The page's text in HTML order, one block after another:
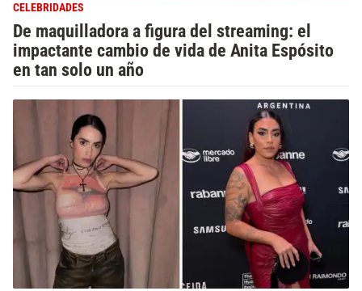
CELEBRIDADES
De maquilladora a figura del streaming: el
impactante cambio de vida de Anita Espósito
en tan solo un año